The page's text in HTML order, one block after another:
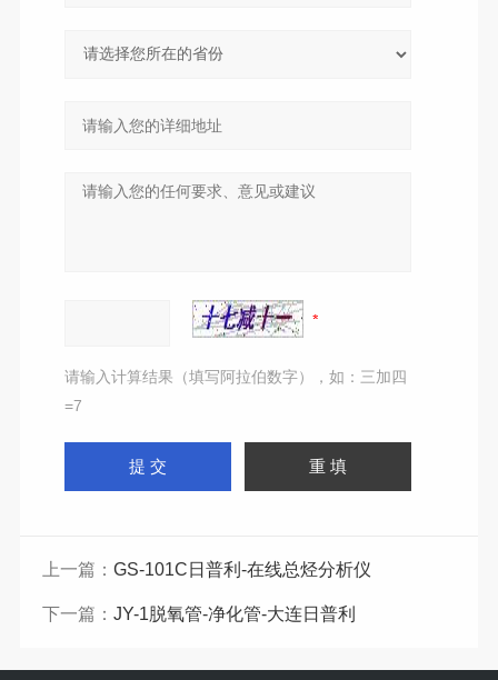
请输入计算结果（填写阿拉伯数字），如：三加四
=7
上一篇： GS-101C日普利-在线总烃分析仪
下一篇： JY-1脱氧管-净化管-大连日普利